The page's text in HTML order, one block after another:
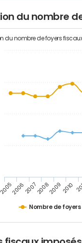
du nombre
du nombre de foyers
Nombre de
200520062007200820092010